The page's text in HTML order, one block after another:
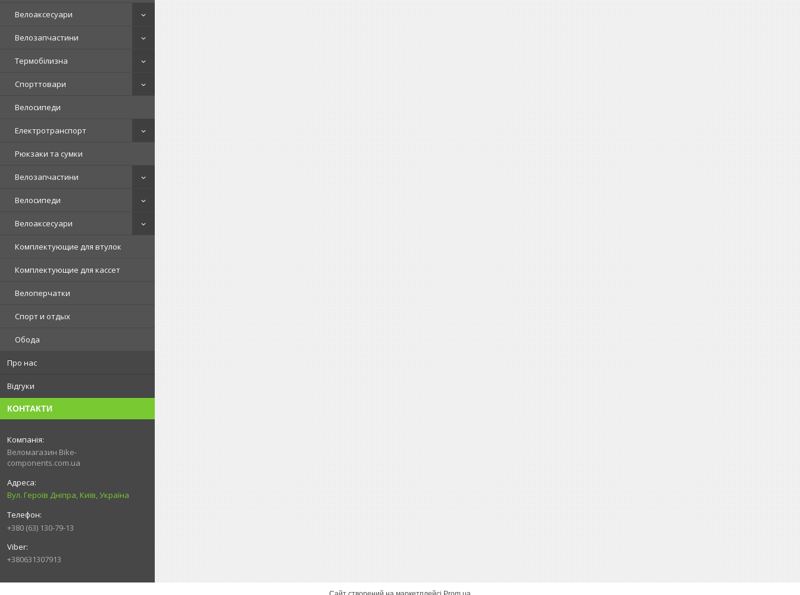
Велоаксесуари
Велозапчастини
Термобілизна
Спорттовари
Велосипеди
Електротранспорт
Рюкзаки та сумки
Велозапчастини
Велосипеди
Велоаксесуари
Комплектующие для втулок
Комплектующие для кассет
Велоперчатки
Спорт и отдых
Обода
Про нас
Відгуки
КОНТАКТИ
Веломагазин Bike-
components.com.ua
Вул. Героїв Дніпра, Київ, Україна
+380 (63) 130-79-13
+380631307913